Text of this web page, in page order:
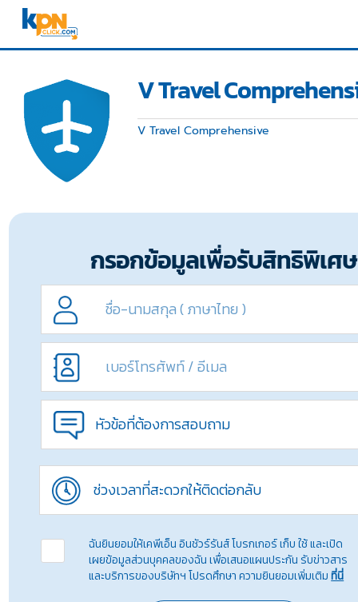
V Travel
V Travel Comprehensive
กรอกข้อมูลเพื่อรับสิทธิพิเศษ
หัวข้อที่ต้องการสอบถาม
ช่วงเวลาที่สะดวกให้ติดต่อกลับ
ฉันยินยอมให้เคพีเอ็น อินชัวร์รันส์ โบรกเกอร์ เก็บ ใช้ และเปิด
เผยข้อมูลส่วนบุคคลของฉัน เพื่อเสนอแผนประกัน รับข่าวสาร
และบริการของบริษัทฯ โปรดศึกษา ความยินยอมเพิ่มเติมที่นี่